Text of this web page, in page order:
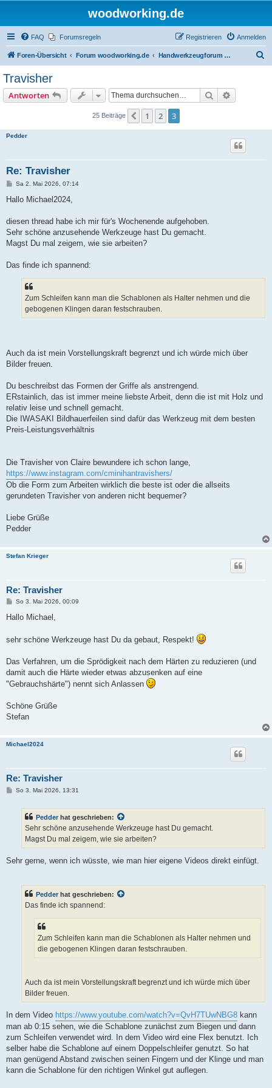
woodworking.de
FAQ Forumsregeln Anmelden
Registrieren
Foren-Übersicht Forum woodworking.de Handwerkzeugforum - das leise Forum
Travisher
Antworten Suche
25 Beiträge Vorherige
1 2 3
Pedder
Re: Travisher
B
i
a
Sa 2. Mai 2026, 07:14
Hallo Michael2024,
diesen thread habe ich mir für's Wochenende aufgehoben.
Sehr schöne anzusehende Werkzeuge hast Du gemacht.
Magst Du mal zeigem, wie sie arbeiten?
Das finde ich spannend:
Zum Schleifen kann man die Schablonen als Halter nehmen und die
gebogenen Klingen daran festschrauben.
Auch da ist mein Vorstellungskraft begrenzt und ich würde mich über
Bilder freuen.
Du beschreibst das Formen der Griffe als anstrengend.
ERstainlich, das ist immer meine liebste Arbeit, denn die ist mit Holz und
relativ leise und schnell gemacht.
Die IWASAKI Bildhauerfeilen sind dafür das Werkzeug mit dem besten
Preis-Leistungsverhältnis
Die Travisher von Claire bewundere ich schon lange,
https://www.instagram.com/cminihantravishers/
Ob die Form zum Arbeiten wirklich die beste ist oder die allseits
gerundeten Travisher von anderen nicht bequemer?
Liebe Grüße
Pedder
Stefan Krieger
Re: Travisher
B
i
a
g
So 3. Mai 2026, 00:09
Hallo Michael,
sehr schöne Werkzeuge hast Du da gebaut, Respekt!
Das Verfahren, um die Sprödigkeit nach dem Härten zu reduzieren (und
damit auch die Härte wieder etwas abzusenken auf eine
"Gebrauchshärte") nennt sich Anlassen
Schöne Grüße
Stefan
Michael2024
Re: Travisher
BSo 3. Mai 2026, 13:31
Pedder hat geschrieben:
Sehr schöne anzusehende Werkzeuge hast Du gemacht.
Magst Du mal zeigem, wie sie arbeiten?
Sehr gerne, wenn ich wüsste, wie man hier eigene Videos direkt einfügt.
Pedder hat geschrieben:
Das finde ich spannend:
Zum Schleifen kann man die Schablonen als Halter nehmen und
die gebogenen Klingen daran festschrauben.
Auch da ist mein Vorstellungskraft begrenzt und ich würde mich über
Bilder freuen.
In dem Video https://www.youtube.com/watch?v=QvH7TUwNBG8 kann
man ab 0:15 sehen, wie die Schablone zunächst zum Biegen und dann
zum Schleifen verwendet wird. In dem Video wird eine Flex benutzt. Ich
selber habe die Schablone auf einem Doppelschleifer genutzt. So hat
man genügend Abstand zwischen seinen Fingern und der Klinge und man
kann die Schablone für den richtigen Winkel gut auflegen.